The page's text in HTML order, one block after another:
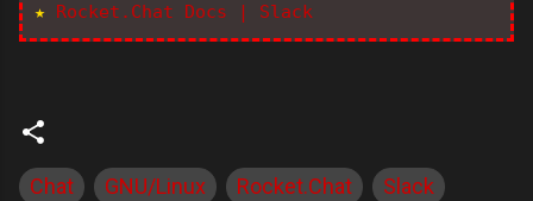
★ Rocket.Chat Docs | Slack
Chat GNU/Linux Rocket.Chat
Slack